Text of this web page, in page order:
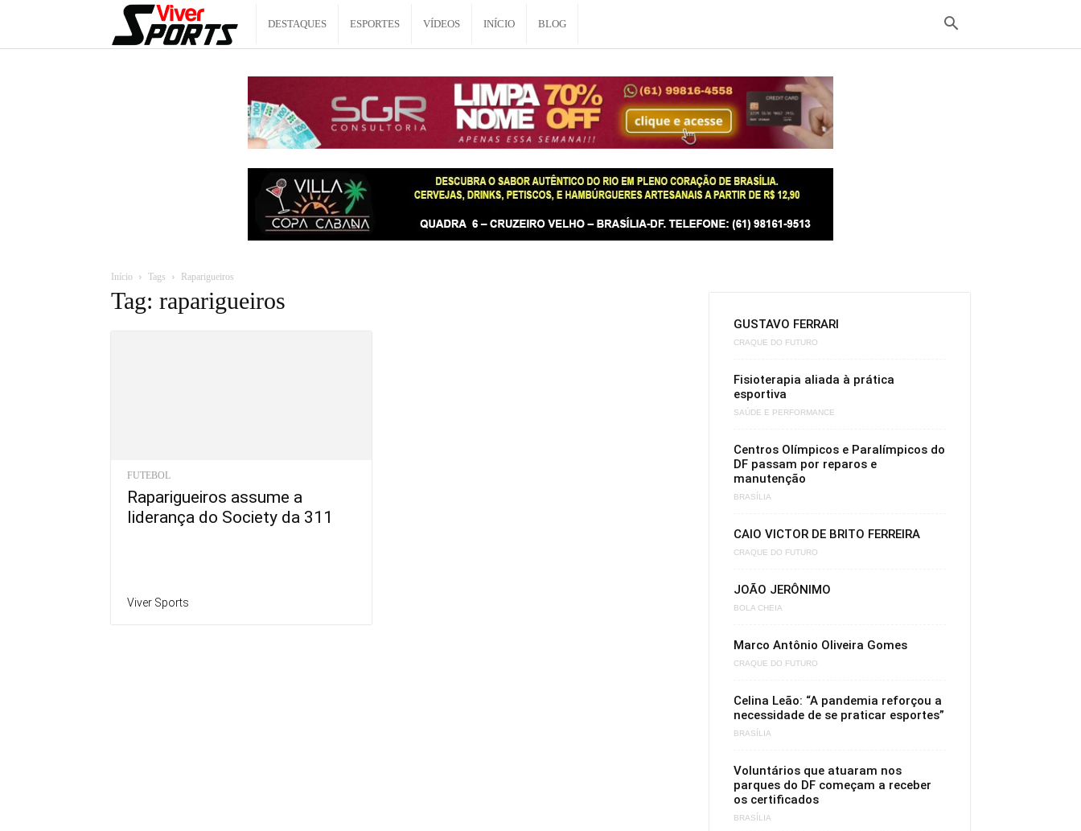
Viver
DESTAQUES ESPORTES VÍDEOS INÍCIO BLOG
Início Tags Raparigueiros
Tag: raparigueiros
FUTEBOL
Raparigueiros assume a
liderança do Society da 311
Viver Sports
GUSTAVO FERRARI
CRAQUE DO FUTURO
Fisioterapia aliada à prática
esportiva
SAÚDE E PERFORMANCE
Centros Olímpicos e Paralímpicos do
DF passam por reparos e
manutenção
BRASÍLIA
CAIO VICTOR DE BRITO FERREIRA
CRAQUE DO FUTURO
JOÃO JERÔNIMO
BOLA CHEIA
Marco Antônio Oliveira Gomes
CRAQUE DO FUTURO
Celina Leão: “A pandemia reforçou a
necessidade de se praticar esportes”
BRASÍLIA
Voluntários que atuaram nos
parques do DF começam a receber
os certificados
BRASÍLIA